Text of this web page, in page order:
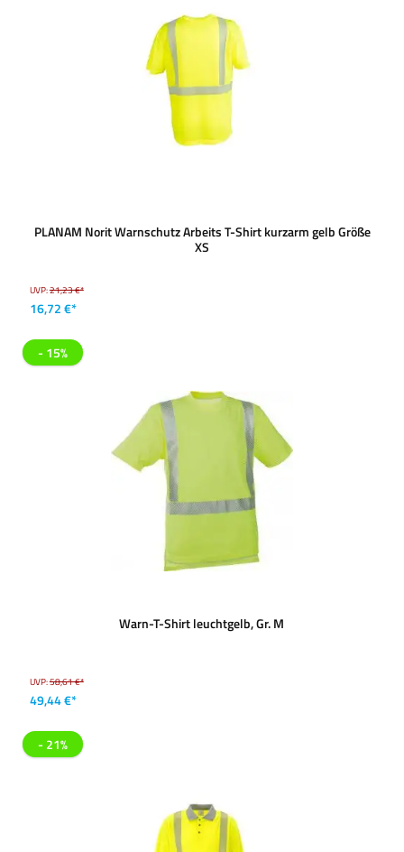
PLANAM Norit Warnschutz Arbeits T-Shirt kurzarm gelb Größe
XS
UVP:21,23 €*
16,72 €*
- 15%
Warn-T-Shirt leuchtgelb, Gr. M
UVP:58,61 €*
49,44 €*
- 21%